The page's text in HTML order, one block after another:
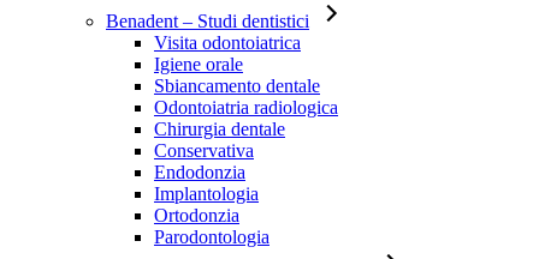
Benadent – Studi dentistici
Visita odontoiatrica
Igiene orale
Sbiancamento dentale
Odontoiatria radiologica
Chirurgia dentale
Conservativa
Endodonzia
Implantologia
Ortodonzia
Parodontologia